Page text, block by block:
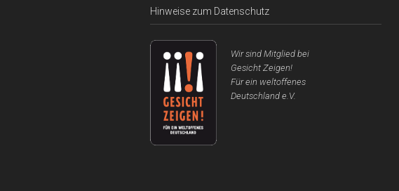
Hinweise zum Datenschutz
Wir sind Mitglied bei
Gesicht Zeigen!
Für ein weltoffenes
Deutschland e.V.